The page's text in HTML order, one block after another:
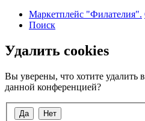
Маркетплейс "Филателия".
Поиск
Удалить cookies
Вы уверены, что хотите удалить
данной конференцией?